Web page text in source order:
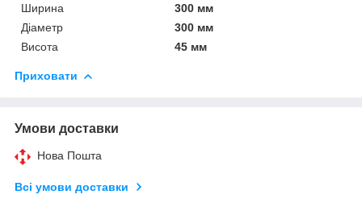
Ширина
300 мм
Діаметр
300 мм
Висота
45 мм
Приховати
Умови доставки
Нова Пошта
Всі умови доставки